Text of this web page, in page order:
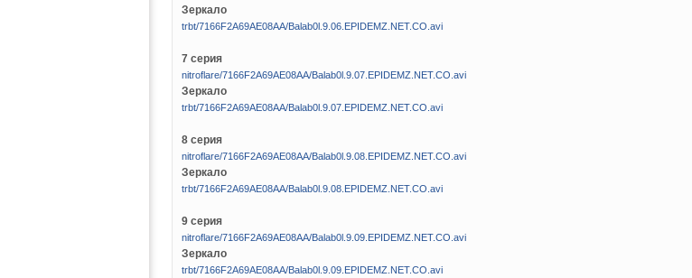
Зеркало
trbt/7166F2A69AE08AA/Balab0l.9.06.EPIDEMZ.NET.CO.avi
7 серия
nitroflare/7166F2A69AE08AA/Balab0l.9.07.EPIDEMZ.NET.CO.avi
Зеркало
trbt/7166F2A69AE08AA/Balab0l.9.07.EPIDEMZ.NET.CO.avi
8 серия
nitroflare/7166F2A69AE08AA/Balab0l.9.08.EPIDEMZ.NET.CO.avi
Зеркало
trbt/7166F2A69AE08AA/Balab0l.9.08.EPIDEMZ.NET.CO.avi
9 серия
nitroflare/7166F2A69AE08AA/Balab0l.9.09.EPIDEMZ.NET.CO.avi
Зеркало
trbt/7166F2A69AE08AA/Balab0l.9.09.EPIDEMZ.NET.CO.avi